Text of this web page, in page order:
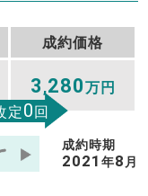
成約価格
3 ,280万円
定0回
成約時期
2021 年8 月